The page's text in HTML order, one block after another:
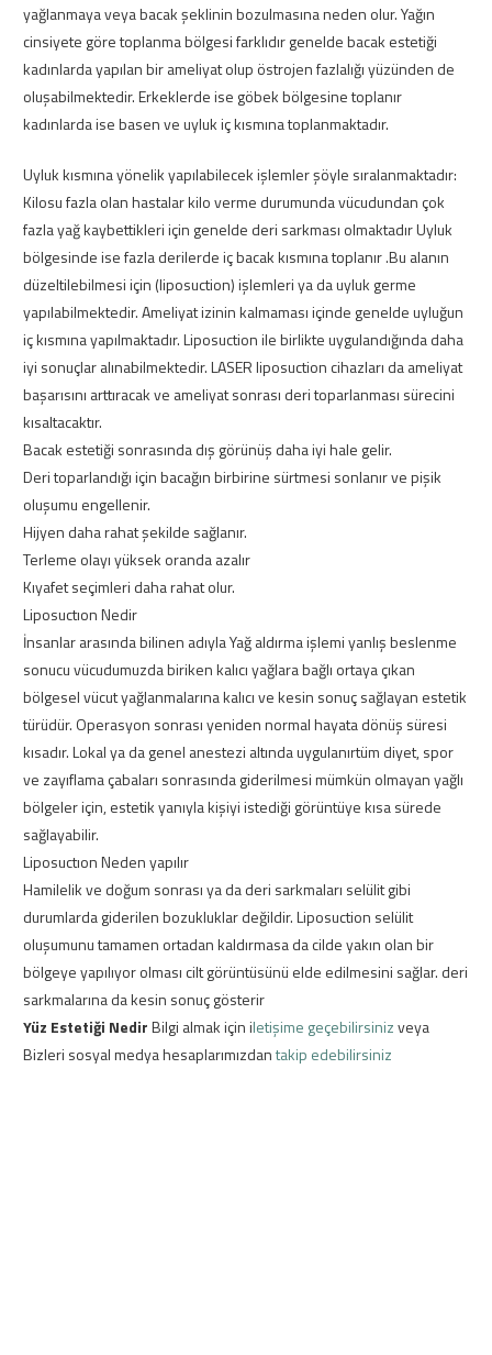
yağlanmaya veya bacak şeklinin bozulmasına neden olur. Yağın
cinsiyete göre toplanma bölgesi farklıdır genelde bacak estetiği
kadınlarda yapılan bir ameliyat olup östrojen fazlalığı yüzünden de
oluşabilmektedir. Erkeklerde ise göbek bölgesine toplanır
kadınlarda ise basen ve uyluk iç kısmına toplanmaktadır.
Uyluk kısmına yönelik yapılabilecek işlemler şöyle sıralanmaktadır:
Kilosu fazla olan hastalar kilo verme durumunda vücudundan çok
fazla yağ kaybettikleri için genelde deri sarkması olmaktadır Uyluk
bölgesinde ise fazla derilerde iç bacak kısmına toplanır .Bu alanın
düzeltilebilmesi için (liposuction) işlemleri ya da uyluk germe
yapılabilmektedir. Ameliyat izinin kalmaması içinde genelde uyluğun
iç kısmına yapılmaktadır. Liposuction ile birlikte uygulandığında daha
iyi sonuçlar alınabilmektedir. LASER liposuction cihazları da ameliyat
başarısını arttıracak ve ameliyat sonrası deri toparlanması sürecini
kısaltacaktır.
Bacak estetiği sonrasında dış görünüş daha iyi hale gelir.
Deri toparlandığı için bacağın birbirine sürtmesi sonlanır ve pişik
oluşumu engellenir.
Hijyen daha rahat şekilde sağlanır.
Terleme olayı yüksek oranda azalır
Kıyafet seçimleri daha rahat olur.
Liposuctıon Nedir
İnsanlar arasında bilinen adıyla Yağ aldırma işlemi yanlış beslenme
sonucu vücudumuzda biriken kalıcı yağlara bağlı ortaya çıkan
bölgesel vücut yağlanmalarına kalıcı ve kesin sonuç sağlayan estetik
türüdür. Operasyon sonrası yeniden normal hayata dönüş süresi
kısadır. Lokal ya da genel anestezi altında uygulanırtüm diyet, spor
ve zayıflama çabaları sonrasında giderilmesi mümkün olmayan yağlı
bölgeler için, estetik yanıyla kişiyi istediği görüntüye kısa sürede
sağlayabilir.
Liposuctıon Neden yapılır
Hamilelik ve doğum sonrası ya da deri sarkmaları selülit gibi
durumlarda giderilen bozukluklar değildir. Liposuction selülit
oluşumunu tamamen ortadan kaldırmasa da cilde yakın olan bir
bölgeye yapılıyor olması cilt görüntüsünü elde edilmesini sağlar. deri
sarkmalarına da kesin sonuç gösterir
Yüz Estetiği NedirBilgi almak için iletişime geçebilirsinizveya
Bizleri sosyal medya hesaplarımızdantakip edebilirsiniz